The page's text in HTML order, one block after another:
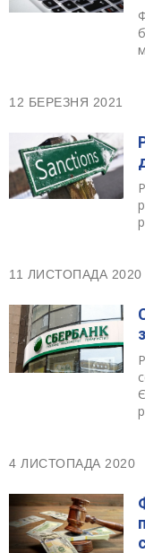
12 БЕРЕЗНЯ 2021
11 ЛИСТОПАДА 2020
4 ЛИСТОПАДА 2020